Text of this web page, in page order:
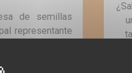
de semillas
representante
con